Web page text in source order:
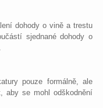
dohody o vině a trestu
sjednané dohody o
pouze formálně, ale
aby se mohl odškodnění